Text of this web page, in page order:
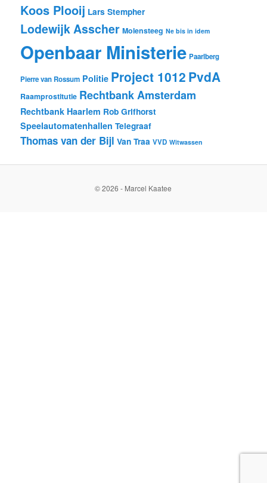
Koos Plooij Lars Stempher
Lodewijk Asscher Molensteeg Ne bis in idem
Openbaar Ministerie Paarlberg
Pierre van Rossum Politie Project 1012 PvdA
Raamprostitutie Rechtbank Amsterdam
Rechtbank Haarlem Rob Grifhorst
Speelautomatenhallen Telegraaf
Thomas van der Bijl Van Traa VVD Witwassen
© 2026 - Marcel Kaatee